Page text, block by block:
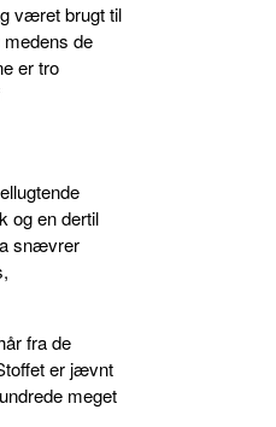
været brugt til
de
er tro
og en dertil
snævrer
fra de
er jævnt
meget